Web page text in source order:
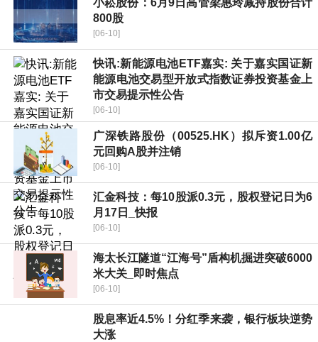
小崧股份：6月9日高管梁惠玲减持股份合计
800股
[06-10]
快讯:新能源电池ETF嘉实: 关于嘉实国证新
能源电池交易型开放式指数证券投资基金上
市交易提示性公告
[06-10]
广深铁路股份（00525.HK）拟斥资1.00亿
元回购A股并注销
[06-10]
汇金科技：每10股派0.3元，股权登记日为6
月17日_快报
[06-10]
海太长江隧道“江海号”盾构机掘进突破6000
米大关_即时焦点
[06-10]
股息率近4.5%！分红季来袭，银行板块逆势
大涨